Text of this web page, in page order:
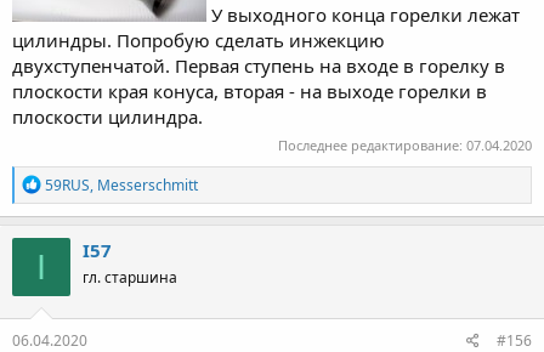
У выходного конца горелки лежат
цилиндры. Попробую сделать инжекцию
двухступенчатой. Первая ступень на входе в горелку в
плоскости края конуса, вторая - на выходе горелки в
плоскости цилиндра.
Последнее редактирование: 07.04.2020
Р
е
а
к
и
:
59RUS, Messerschmitt
I I57
гл. старшина
06.04.2020 #156